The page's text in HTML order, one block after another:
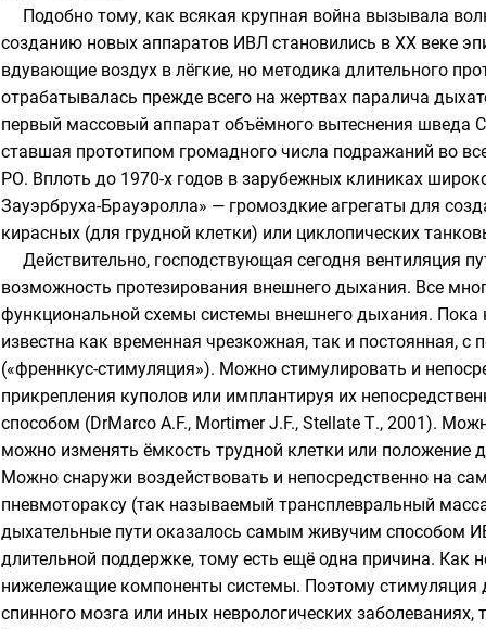
Подобно тому, как всякая крупная война вызывала
созданию новых аппаратов ИВЛ становились в XX веке
вдувающие воздух в лёгкие, но методика длительного
отрабатывалась прежде всего на жертвах паралича
первый массовый аппарат объёмного вытеснения шведа
ставшая прототипом громадного числа подражаний во
РО. Вплоть до 1970-х годов в зарубежных клиниках
Зауэрбруха-Брауэролла» — громоздкие агрегаты для
кирасных (для грудной клетки) или циклопических
Действительно, господствующая сегодня вентиляция
возможность протезирования внешнего дыхания. Все
функциональной схемы системы внешнего дыхания. Пока
известна как временная чрезкожная, так и постоянная,
(«френнкус-стимуляция»). Можно стимулировать и
прикрепления куполов или имплантируя их
способом (DrMarco A.F., Mortimer J.F., Stellate Т., 2001).
можно изменять ёмкость трудной клетки или
Можно снаружи воздействовать и непосредственно на
пневмотораксу (так называемый трансплевральный
дыхательные пути оказалось самым живучим способом
длительной поддержке, тому есть ещё одна причина.
нижележащие компоненты системы. Поэтому
спинного мозга или иных неврологических